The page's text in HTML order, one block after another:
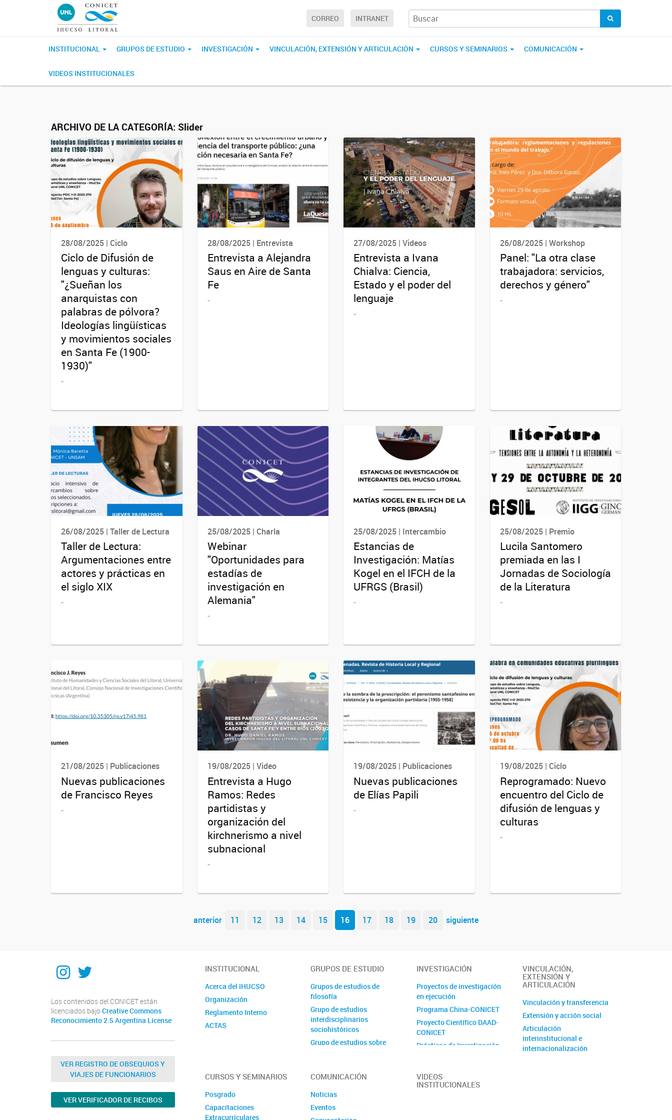
CORREO INTRANET
INSTITUCIONAL GRUPOS DE ESTUDIO INVESTIGACIÓN VINCULACIÓN, EXTENSIÓN Y ARTICULACIÓN CURSOS Y SEMINARIOS COMUNICACIÓN
VIDEOS INSTITUCIONALES
ARCHIVO DE LA CATEGORÍA: Slider
28/08/2025 | Ciclo
Ciclo de Difusión de
lenguas y culturas:
"¿Sueñan los
anarquistas con
palabras de pólvora?
Ideologías lingüísticas
y movimientos sociales
en Santa Fe (1900-
1930)"
-
28/08/2025 | Entrevista
Entrevista a Alejandra
Saus en Aire de Santa
Fe
-
27/08/2025 | Videos
Entrevista a Ivana
Chialva: Ciencia,
Estado y el poder del
lenguaje
-
26/08/2025 | Workshop
Panel: "La otra clase
trabajadora: servicios,
derechos y género"
-
26/08/2025 | Taller de Lectura
Taller de Lectura:
Argumentaciones entre
actores y prácticas en
el siglo XIX
-
25/08/2025 | Charla
Webinar
"Oportunidades para
estadías de
investigación en
Alemania"
-
25/08/2025 | Intercambio
Estancias de
Investigación: Matías
Kogel en el IFCH de la
UFRGS (Brasil)
-
25/08/2025 | Premio
Lucila Santomero
premiada en las I
Jornadas de Sociología
de la Literatura
-
21/08/2025 | Publicaciones
Nuevas publicaciones
de Francisco Reyes
-
19/08/2025 | Video
Entrevista a Hugo
Ramos: Redes
partidistas y
organización del
kirchnerismo a nivel
subnacional
-
19/08/2025 | Publicaciones
Nuevas publicaciones
de Elías Papili
-
19/08/2025 | Ciclo
Reprogramado: Nuevo
encuentro del Ciclo de
difusión de lenguas y
culturas
-
Navegador de artículos
anterior 11 12 13 14 15 16 17 18 19 20 siguiente
Instagram
Twitter
Los contenidos del CONICET están
licenciados bajo Creative Commons
Reconocimiento 2.5 Argentina License
VER REGISTRO DE OBSEQUIOS Y
VIAJES DE FUNCIONARIOS
VER VERIFICADOR DE RECIBOS
INSTITUCIONAL
Acerca del IHUCSO
Organización
Reglamento Interno
ACTAS
GRUPOS DE ESTUDIO
Grupos de estudios de
filosofía
Grupo de estudios
interdisciplinarios
sociohistóricos
Grupo de estudios sobre
estado, espacio y desarrollo
género, trabajo e innovación
Grupo de estudios sobre
INVESTIGACIÓN
Proyectos de investigación
en ejecución
Programa China-CONICET
Proyecto Científico DAAD-
CONICET
Prácticas de Investigación
VINCULACIÓN,
EXTENSIÓN Y
ARTICULACIÓN
Vinculación y transferencia
Extensión y acción social
Articulación
interinstitucional e
internacionalización
CURSOS Y SEMINARIOS
Posgrado
Capacitaciones
Extracurriculares
COMUNICACIÓN
Noticias
Eventos
VIDEOS
INSTITUCIONALES